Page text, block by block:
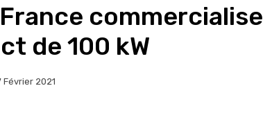
de 100 kW
Février 2021